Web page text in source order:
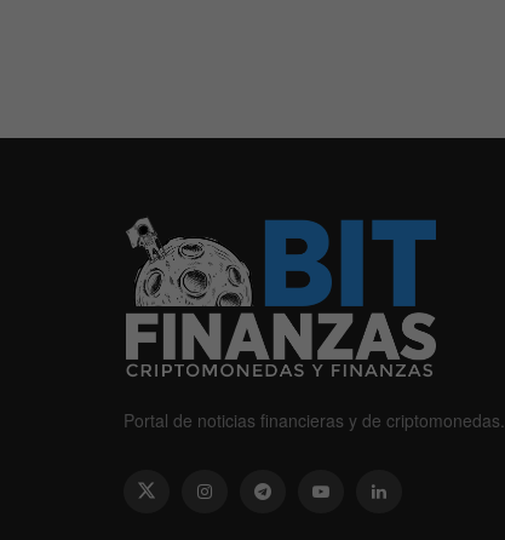
Portal de noticias financieras y de criptomonedas.